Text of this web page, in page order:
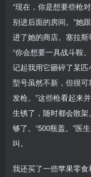
“现在，你是想要些枪
别进后面的房间。”她
进了她的商店。塞拉斯
“你会想要一具战斗鞍
记起我用它砸碎了某
型号虽然不新，但很
发枪。”这些枪看起来
生锈了，随时都会散
够了。“500瓶盖。”医
叫。
我还买了一些苹果零